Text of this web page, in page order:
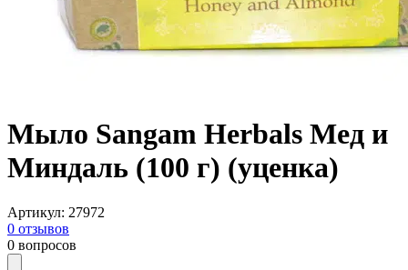
Мыло Sangam Herbals Мед и
Миндаль (100 г) (уценка)
Артикул: 27972
0 отзывов
0 вопросов